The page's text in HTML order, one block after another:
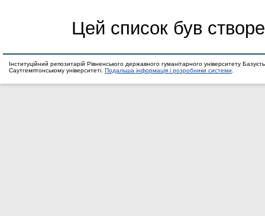
Цей список був
Інституційний репозитарій Рівненського державного гуманітарного університету
Саутгемптонському університеті. Подальша інформація і розробники системи